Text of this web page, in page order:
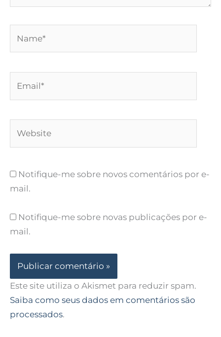
Notifique-me sobre novos comentários por e-
mail.
Notifique-me sobre novas publicações por e-
mail.
Este site utiliza o Akismet para reduzir spam.
Saiba como seus dados em comentários são
processados.